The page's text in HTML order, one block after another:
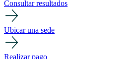
Consultar resultados
Ubicar una sede
Realizar pago